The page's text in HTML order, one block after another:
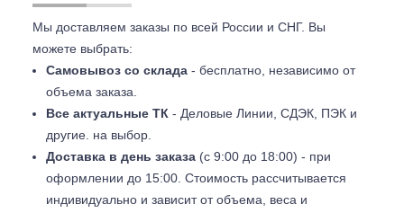
Мы доставляем заказы по всей России и СНГ. Вы
можете выбрать:
Самовывоз со склада - бесплатно, независимо от
объема заказа.
Все актуальные ТК - Деловые Линии, СДЭК, ПЭК и
другие. на выбор.
Доставка в день заказа (с 9:00 до 18:00) - при
оформлении до 15:00. Стоимость рассчитывается
индивидуально и зависит от объема, веса и